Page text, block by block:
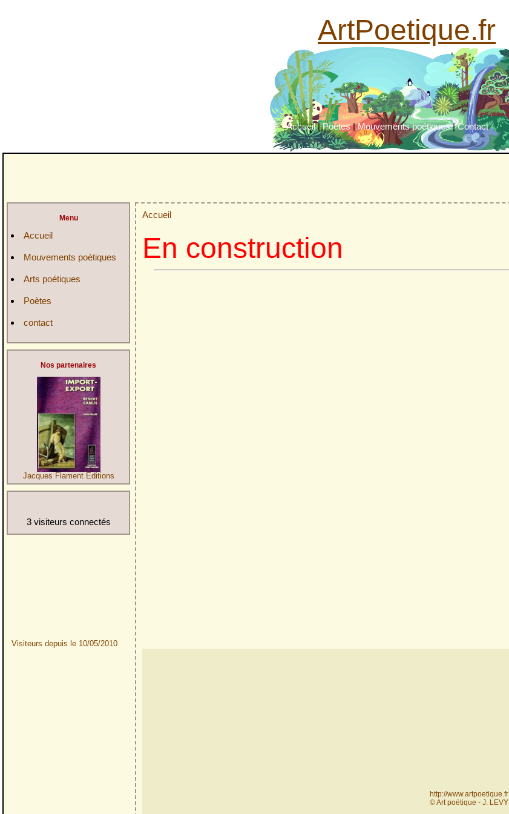
ArtPoetique.fr
Accueil|Poètes|Mouvements poétiques|Contact
Menu
Accueil
Mouvements poétiques
Arts poétiques
Poètes
contact
Nos partenaires
Jacques Flament Editions
3 visiteurs connectés
Visiteurs depuis le 10/05/2010
Accueil
En construction
http://www.artpoetique.fr
© Art poétique - J. LEVY